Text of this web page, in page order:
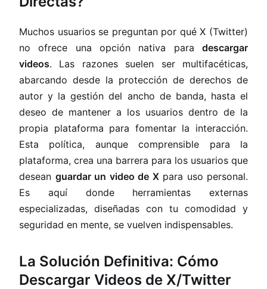
Muchos usuarios se preguntan por qué X (Twitter)
no ofrece una opción nativa para descargar
videos. Las razones suelen ser multifacéticas,
abarcando desde la protección de derechos de
autor y la gestión del ancho de banda, hasta el
deseo de mantener a los usuarios dentro de la
propia plataforma para fomentar la interacción.
Esta política, aunque comprensible para la
plataforma, crea una barrera para los usuarios que
desean guardar un video de Xpara uso personal.
Es aquí donde herramientas externas
especializadas, diseñadas con tu comodidad y
seguridad en mente, se vuelven indispensables.
La Solución Definitiva: Cómo
Descargar Videos de X/Twitter